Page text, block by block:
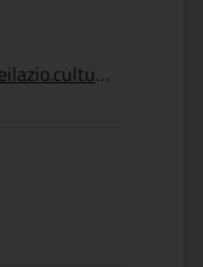
https://direzioneregionalemuseilazio.cultura.gov.it/luoghi/museo-archeologico-di-vulci/